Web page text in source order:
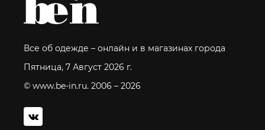
Все об одежде – онлайн и в магазинах города
Пятница, 7 Август 2026 г.
© www.be-in.ru. 2006 – 2026